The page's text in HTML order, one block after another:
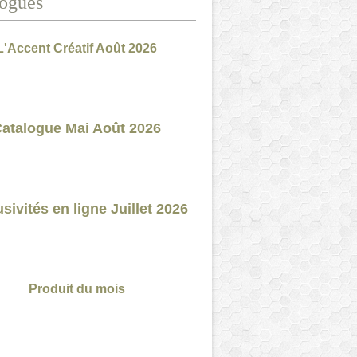
Créatif Août 2026
Mai Août 2026
en ligne Juillet 2026
Produit du mois